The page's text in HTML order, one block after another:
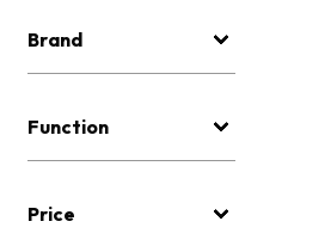
Brand
Function
Price